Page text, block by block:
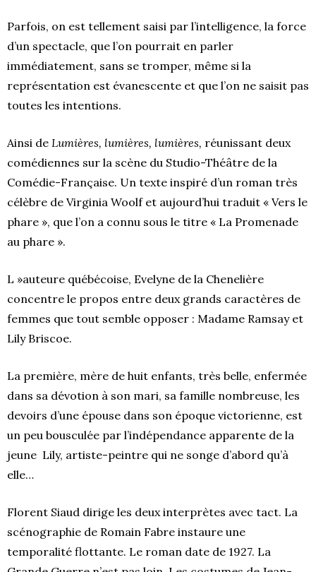
Parfois, on est tellement saisi par l’intelligence, la force
d’un spectacle, que l’on pourrait en parler
immédiatement, sans se tromper, même si la
représentation est évanescente et que l’on ne saisit pas
toutes les intentions.
Ainsi de Lumières, lumières, lumières, réunissant deux
comédiennes sur la scène du Studio-Théâtre de la
Comédie-Française. Un texte inspiré d’un roman très
célèbre de Virginia Woolf et aujourd’hui traduit « Vers le
phare », que l’on a connu sous le titre « La Promenade
au phare ».
L »auteure québécoise, Evelyne de la Chenelière
concentre le propos entre deux grands caractères de
femmes que tout semble opposer : Madame Ramsay et
Lily Briscoe.
La première, mère de huit enfants, très belle, enfermée
dans sa dévotion à son mari, sa famille nombreuse, les
devoirs d’une épouse dans son époque victorienne, est
un peu bousculée par l’indépendance apparente de la
jeune Lily, artiste-peintre qui ne songe d’abord qu’à
elle…
Florent Siaud dirige les deux interprètes avec tact. La
scénographie de Romain Fabre instaure une
temporalité flottante. Le roman date de 1927. La